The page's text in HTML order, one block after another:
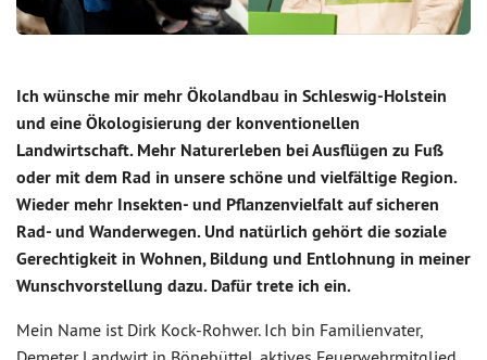
Ich wünsche mir mehr Ökolandbau in Schleswig-Holstein
und eine Ökologisierung der konventionellen
Landwirtschaft. Mehr Naturerleben bei Ausflügen zu Fuß
oder mit dem Rad in unsere schöne und vielfältige Region.
Wieder mehr Insekten- und Pflanzenvielfalt auf sicheren
Rad- und Wanderwegen. Und natürlich gehört die soziale
Gerechtigkeit in Wohnen, Bildung und Entlohnung in meiner
Wunschvorstellung dazu. Dafür trete ich ein.
Mein Name ist Dirk Kock-Rohwer. Ich bin Familienvater,